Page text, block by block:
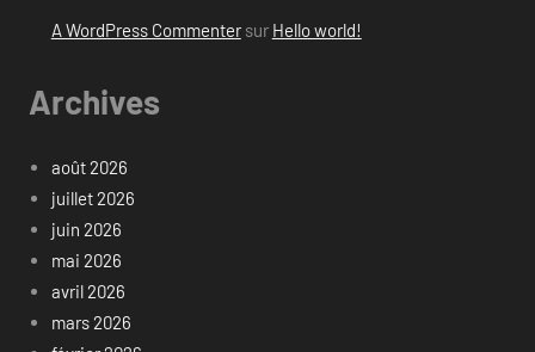
A WordPress Commentersur Hello world!
Archives
août 2026
juillet 2026
juin 2026
mai 2026
avril 2026
mars 2026